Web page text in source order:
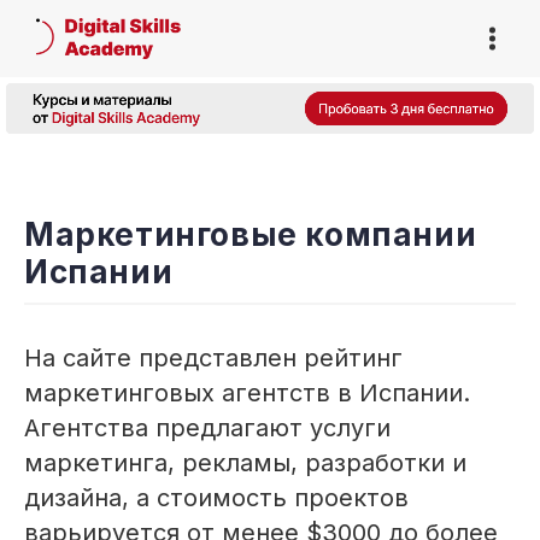
Маркетинговые компании
Испании
На сайте представлен рейтинг
маркетинговых агентств в Испании.
Агентства предлагают услуги
маркетинга, рекламы, разработки и
дизайна, а стоимость проектов
варьируется от менее $3000 до более